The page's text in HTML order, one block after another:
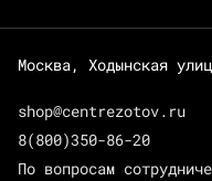
Москва, Ходынская
shop@centrezotov.ru
8(800)350-86-20
По вопросам